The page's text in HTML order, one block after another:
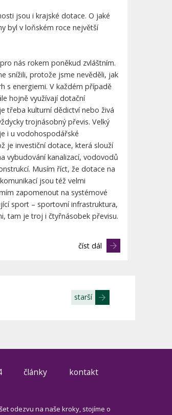
jsou i krajské dotace. O jaké
byl v loňském roce největší
nás rokem poněkud zvláštním.
snížili, protože jsme nevěděli, jak
s energiemi. V každém případě
hojně využívají dotační
třeba kulturní dědictví nebo živá
trojnásobný převis. Velký
i u vodohospodářské
je investiční dotace, která slouží
vybudování kanalizací, vodovodů
Musím říct, že dotace na
jsou též velmi
zapomenout na systémové
sport – sportovní infrastruktura,
tam je troj i čtyřnásobek převisu.
číst dál
starší
články kontakt
odezvu na naše kroky, stojíme o